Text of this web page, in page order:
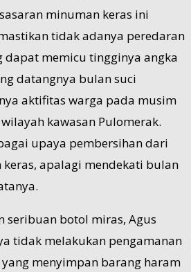
minuman keras ini
tidak adanya peredaran
dapat memicu tingginya angka
datangnya bulan suci
aktifitas warga pada musim
kawasan Pulomerak.
upaya pembersihan dari
apalagi mendekati bulan
seribuan botol miras, Agus
tidak melakukan pengamanan
menyimpan barang haram